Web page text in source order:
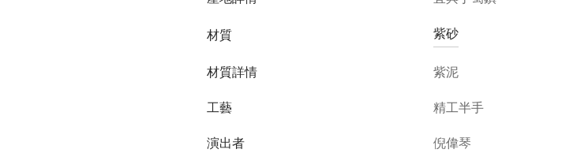
材質 紫砂
材質詳情
紫泥
工藝
精工半手
演出者
倪偉琴